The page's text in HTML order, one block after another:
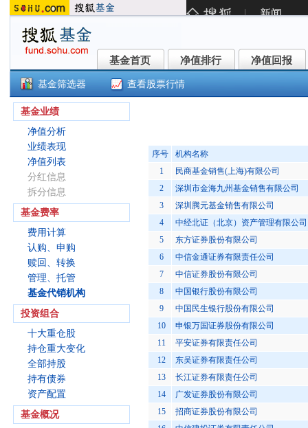
基金首页
基金首页 净值排行
净值排行 净值回报
净值回报
基金筛选器 查看股票行情
基金业绩
净值分析
业绩表现
净值列表
分红信息
拆分信息
基金费率
费用计算
认购、申购
赎回、转换
管理、托管
基金代销机构
投资组合
十大重仓股
持仓重大变化
全部持股
持有债券
资产配置
基金概况
序号
机构名称
1
民商基金销售(上海)有限公司
2
深圳市金海九州基金销售有限公司
3
深圳腾元基金销售有限公司
4
中经北证（北京）资产管理有限公司
5
东方证券股份有限公司
6
中信金通证券有限责任公司
7
中信证券股份有限公司
8
中国银行股份有限公司
9
中国民生银行股份有限公司
10
申银万国证券股份有限公司
11
平安证券有限责任公司
12
东吴证券有限责任公司
13
长江证券有限责任公司
14
广发证券股份有限公司
15
招商证券股份有限公司